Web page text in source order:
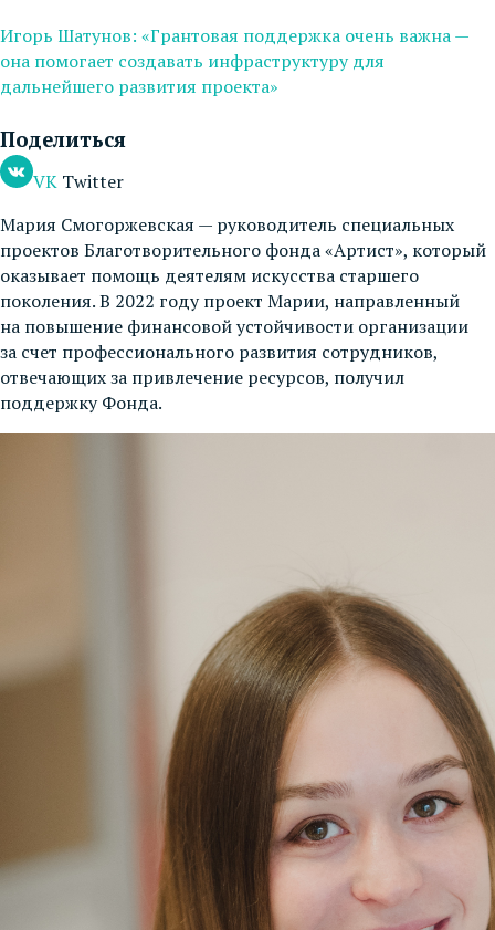
Игорь Шатунов: «Грантовая поддержка очень важна —
она помогает создавать инфраструктуру для
дальнейшего развития проекта»
Поделиться
VK Twitter
Мария Смогоржевская — руководитель специальных
проектов Благотворительного фонда «Артист», который
оказывает помощь деятелям искусства старшего
поколения. В 2022 году проект Марии, направленный
на повышение финансовой устойчивости организации
за счет профессионального развития сотрудников,
отвечающих за привлечение ресурсов, получил
поддержку Фонда.